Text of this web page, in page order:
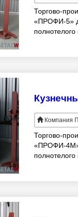
Торгово-
«ПРОФИ-5»
Компания
Торгово-
«ПРОФИ-4М»